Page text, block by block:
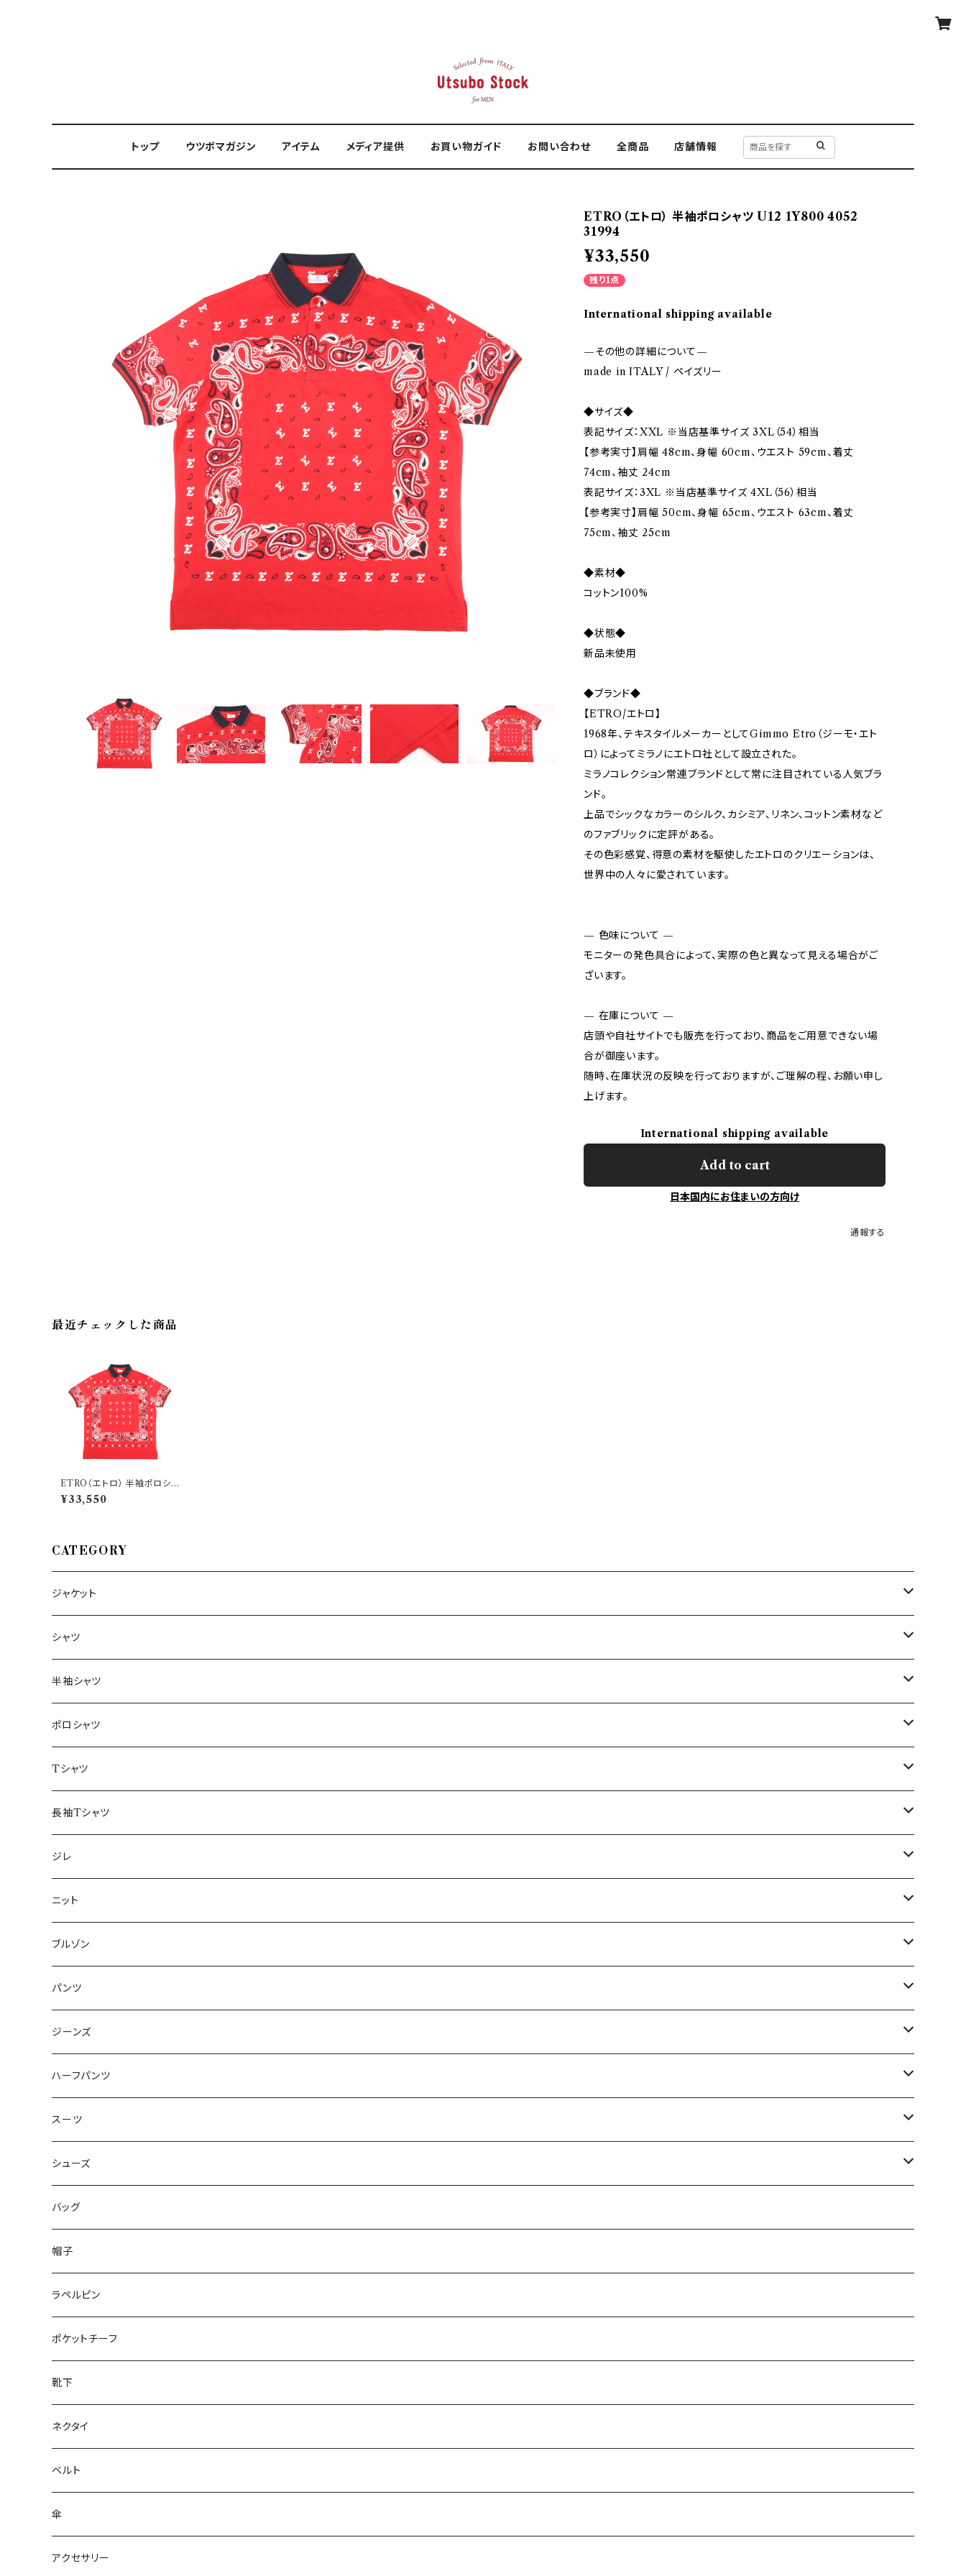
トップ ウツボマガジン アイテム メディア提供 お買い物ガイド お問い合わせ 全商品 店舗情報
ETRO（エトロ） 半袖ポロシャツ U12 1Y800 4052
31994
¥33,550
残り1点
International shipping available
—その他の詳細について—
made in ITALY / ペイズリー
◆サイズ◆
表記サイズ：XXL ※当店基準サイズ 3XL（54）相当
【参考実寸】肩幅 48cm、身幅 60cm、ウエスト 59cm、着丈
74cm、袖丈 24cm
表記サイズ：3XL ※当店基準サイズ 4XL（56）相当
【参考実寸】肩幅 50cm、身幅 65cm、ウエスト 63cm、着丈
75cm、袖丈 25cm
◆素材◆
コットン100%
◆状態◆
新品未使用
◆ブランド◆
【ETRO/エトロ】
1968年、テキスタイルメーカーとしてGimmo Etro（ジーモ・エト
ロ）によってミラノにエトロ社として設立された。
ミラノコレクション常連ブランドとして常に注目されている人気ブラ
ンド。
上品でシックなカラーのシルク、カシミア、リネン、コットン素材など
のファブリックに定評がある。
その色彩感覚、得意の素材を駆使したエトロのクリエーションは、
世界中の人々に愛されています。
— 色味について —
モニターの発色具合によって、実際の色と異なって見える場合がご
ざいます。
— 在庫について —
店頭や自社サイトでも販売を行っており、商品をご用意できない場
合が御座います。
随時、在庫状況の反映を行っておりますが、ご理解の程、お願い申し
上げます。
International shipping available
Add to cart
日本国内にお住まいの方向け
通報する
最近チェックした商品
ETRO（エトロ） 半袖ポロシャ
ツ U12 1Y800 4052 31994
¥33,550
CATEGORY
ジャケット
～44/S
46/M
48/L
50/XL～
シャツ
～44/S
46/M
48/L
50/XL～
半袖シャツ
～44/S
46/M
48/L
50/XL～
ポロシャツ
～44/S
46/M
48/L
50/XL～
Tシャツ
～44/S
46/M
48/L
50/XL～
長袖Tシャツ
～44/S
46/M
48/L
50/XL～
ジレ
～44/S
46/M
48/L
50/XL～
ニット
～44/S
46/M
48/L
50/XL～
ブルゾン
～44/S
46/M
48/L
50/XL～
パンツ
～44/S
46/M
48/L
50/XL～
ジーンズ
～44/S
46/M
48/L
50/XL～
ハーフパンツ
～44/S
46/M
48/L
50/XL～
スーツ
～44/S
46/M
48/L
50/XL～
シューズ
～25.5cm
26cm～
27cm～
28cm～
バッグ
帽子
ラペルピン
ポケットチーフ
靴下
ネクタイ
ベルト
傘
アクセサリー